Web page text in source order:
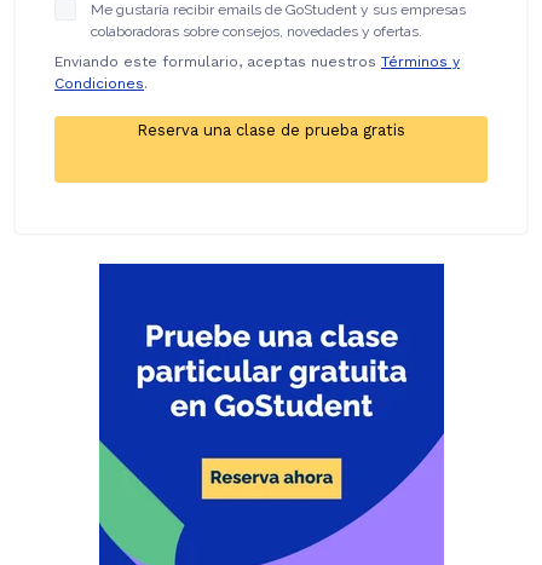
Me gustaría recibir emails de GoStudent y sus empresas
colaboradoras sobre consejos, novedades y ofertas.
Enviando este formulario, aceptas nuestros Términos y
Condiciones.